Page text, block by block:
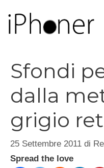
contenuto
Sfondi
dalla
grigio
25 Settembre 2011 di
Spread the love